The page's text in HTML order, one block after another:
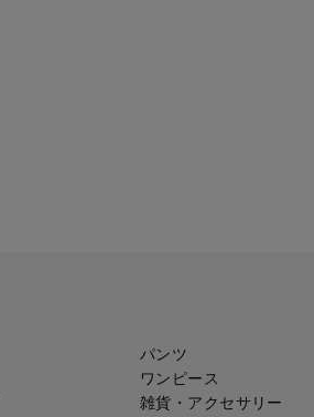
パンツ
ワンピース
雑貨・アクセサリー